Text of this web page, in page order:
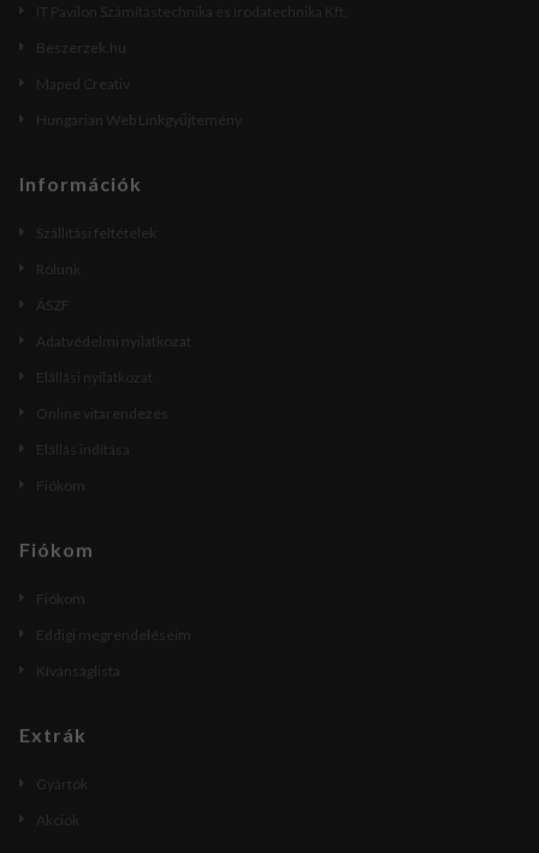
IT Pavilon Számítástechnika és Irodatechnika Kft.
Beszerzek.hu
Maped Creativ
Hungarian Web Linkgyűjtemény
Információk
Szállítási feltételek
Rólunk
ÁSZF
Adatvédelmi nyilatkozat
Elállási nyilatkozat
Online vitarendezés
Elállás indítása
Fiókom
Fiókom
Fiókom
Eddigi megrendeléseim
Kívánságlista
Extrák
Gyártók
Akciók